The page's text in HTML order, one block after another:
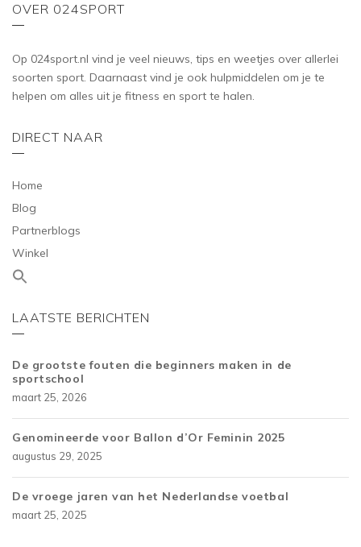
OVER 024SPORT
Op 024sport.nl vind je veel nieuws, tips en weetjes over allerlei
soorten sport. Daarnaast vind je ook hulpmiddelen om je te
helpen om alles uit je fitness en sport te halen.
DIRECT NAAR
Home
Blog
Partnerblogs
Winkel
LAATSTE BERICHTEN
De grootste fouten die beginners maken in de
sportschool
maart 25, 2026
Genomineerde voor Ballon d’Or Feminin 2025
augustus 29, 2025
De vroege jaren van het Nederlandse voetbal
maart 25, 2025